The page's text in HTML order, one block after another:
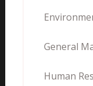
General
Human